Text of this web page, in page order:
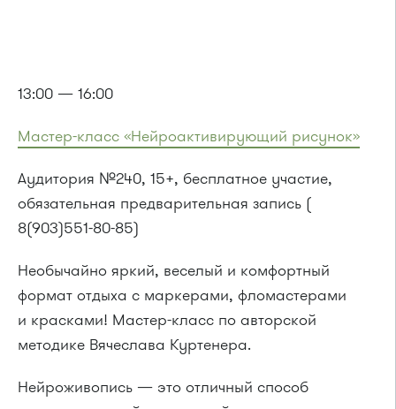
13:00 — 16:00
Мастер-класс «Нейроактивирующий рисунок»
Аудитория №240, 15+, бесплатное участие,
обязательная предварительная запись (
8(903)551-80-85)
Необычайно яркий, веселый и комфортный
формат отдыха с маркерами, фломастерами
и красками! Мастер-класс по авторской
методике Вячеслава Куртенера.
Нейроживопись — это отличный способ